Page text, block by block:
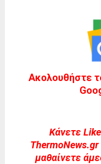
Ακολουθήστε
Kάνετε
ThermoNews.gr
μαθαίνετε